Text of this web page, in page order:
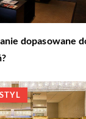
dopasowane